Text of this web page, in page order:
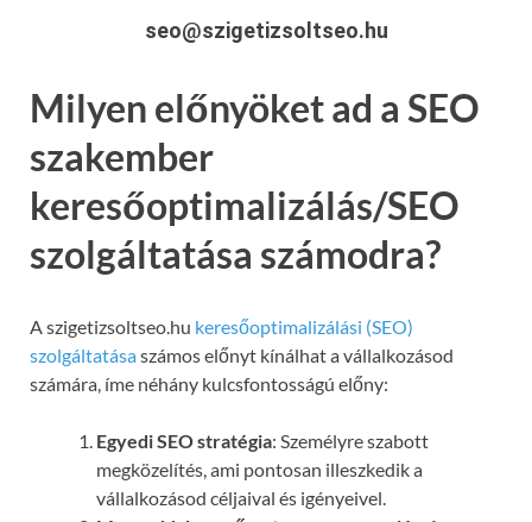
seo@szigetizsoltseo.hu
Milyen előnyöket ad a SEO
szakember
keresőoptimalizálás/SEO
szolgáltatása számodra?
A szigetizsoltseo.hu keresőoptimalizálási (SEO)
szolgáltatásaszámos előnyt kínálhat a vállalkozásod
számára, íme néhány kulcsfontosságú előny:
Egyedi SEO stratégia: Személyre szabott
megközelítés, ami pontosan illeszkedik a
vállalkozásod céljaival és igényeivel.